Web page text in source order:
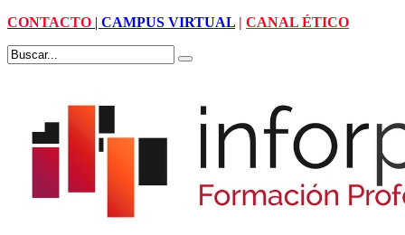
CONTACTO | CAMPUS VIRTUAL | CANAL ÉTICO